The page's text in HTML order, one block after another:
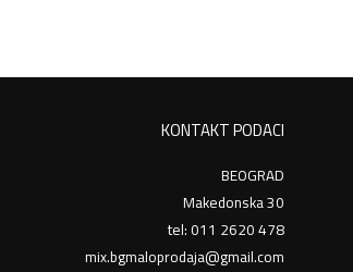
KONTAKT PODACI
BEOGRAD
Makedonska 30
tel: 011 2620 478
mix.bgmaloprodaja@gmail.com